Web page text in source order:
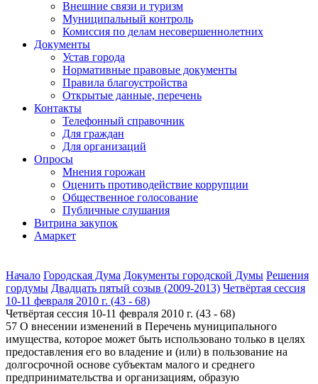
Внешние связи и туризм
Муниципальный контроль
Комиссия по делам несовершеннолетних
Документы
Устав города
Нормативные правовые документы
Правила благоустройства
Открытые данные, перечень
Контакты
Телефонный справочник
Для граждан
Для организаций
Опросы
Мнения горожан
Оценить противодействие коррупции
Общественное голосование
Публичные слушания
Витрина закупок
Амаркет
Начало Городская Дума Документы городской Думы Решения
гордумы Двадцать пятый созыв (2009-2013) Четвёртая сессия
10-11 февраля 2010 г. (43 - 68)
Четвёртая сессия 10-11 февраля 2010 г. (43 - 68)
57 О внесении изменений в Перечень муниципального
имущества, которое может быть использовано только в целях
предоставления его во владение и (или) в пользование на
долгосрочной основе субъектам малого и среднего
предпринимательства и организациям, образую